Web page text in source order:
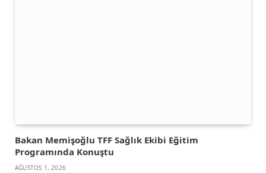
Bakan Memişoğlu TFF Sağlık Ekibi Eğitim
Programında Konuştu
AĞUSTOS 1, 2026